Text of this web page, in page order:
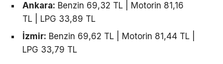
Ankara: Benzin 69,32 TL | Motorin 81,16
TL | LPG 33,89 TL
İzmir: Benzin 69,62 TL | Motorin 81,44 TL |
LPG 33,79 TL